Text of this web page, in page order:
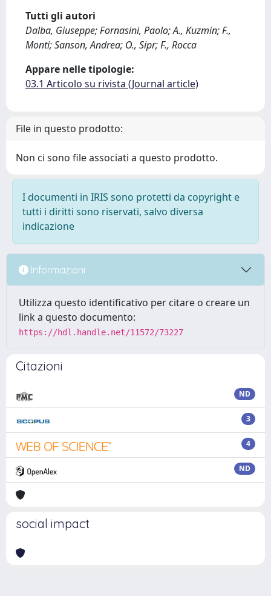
Tutti gli autori
Dalba, Giuseppe; Fornasini, Paolo; A., Kuzmin; F.,
Monti; Sanson, Andrea; O., Sipr; F., Rocca
Appare nelle tipologie:
03.1 Articolo su rivista (Journal article)
File in questo prodotto:
Non ci sono file associati a questo prodotto.
I documenti in IRIS sono protetti da copyright e
tutti i diritti sono riservati, salvo diversa
indicazione
Informazioni
Utilizza questo identificativo per citare o creare un
link a questo documento:
https://hdl.handle.net/11572/73227
Citazioni
ND
3
4
ND
social impact